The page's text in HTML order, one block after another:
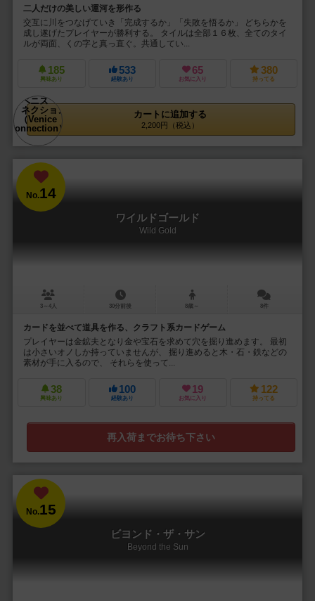
二人だけの美しい運河を形作る
交互に川をつなげていき「完成するか」「失敗を悟るか」 どちらかを
成し遂げたプレイヤーが勝利する。 タイルは全部１６枚、全てのタイ
ルが両面、くの字と真っ直ぐ。共通してい...
185
興味あり
533
経験あり
65
お気に入り
380
持ってる
カートに追加する
2,200円（税込）
No.14
ワイルドゴールド
Wild Gold
3～4人 30分前後 8歳～ 8件
カードを並べて道具を作る、クラフト系カードゲーム
プレイヤーは金鉱夫となり金や宝石を求めて穴を掘り進めます。 最初
は小さいオノしか持っていませんが、 掘り進めると木・石・鉄などの
素材が手に入るので、 それらを使って...
38
興味あり
100
経験あり
19
お気に入り
122
持ってる
再入荷までお待ち下さい
No.15
ビヨンド・ザ・サン
Beyond the Sun